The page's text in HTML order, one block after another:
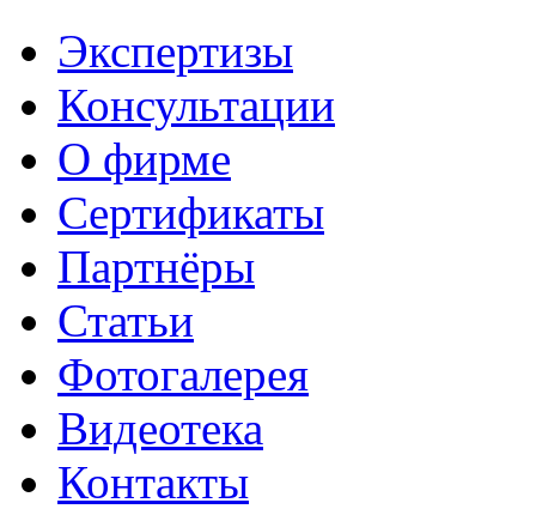
Экспертизы
Консультации
О фирме
Сертификаты
Партнёры
Статьи
Фотогалерея
Видеотека
Контакты